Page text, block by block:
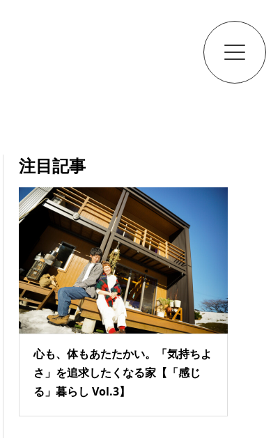
注目記事
心も、体もあたたかい。「気持ちよ
さ」を追求したくなる家【「感じ
る」暮らし Vol.3】